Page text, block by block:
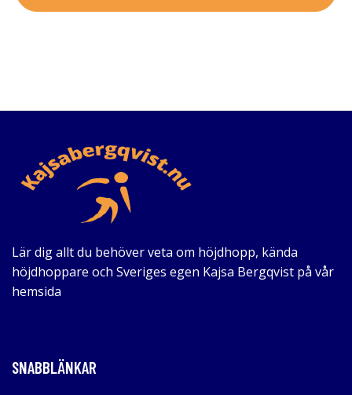
Lär dig allt du behöver veta om höjdhopp, kända
höjdhoppare och Sveriges egen Kajsa Bergqvist på vår
hemsida
SNABBLÄNKAR